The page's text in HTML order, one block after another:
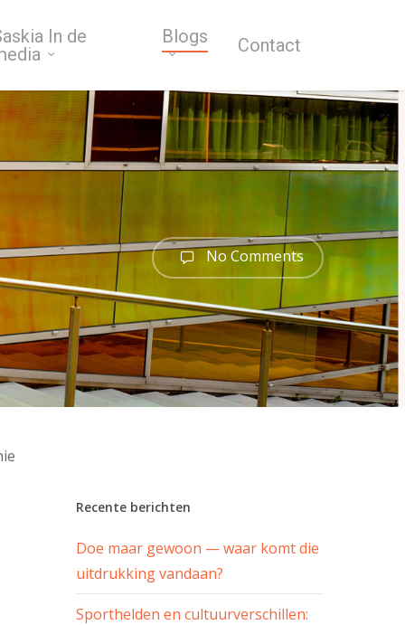
In de
Blogs Contact
No Comments
Recente berichten
Doe maar gewoon — waar komt die
uitdrukking vandaan?
Sporthelden en cultuurverschillen: